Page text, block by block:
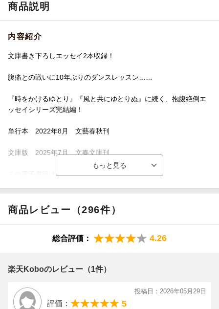
商品説明
内容紹介
文庫書き下ろしエッセイ2本収録！
腹痛との戦いに10年ぶりのダンスレッスン……
『時をかけるゆとり』『風と共にゆとりぬ』に続く、抱腹絶倒エ
ッセイシリーズ完結編！
単行本 2022年8月 文藝春秋刊
文庫版 2025年7月 文春文庫刊
この電子書籍は文春文庫版を底本としています。
商品レビュー（296件）
総合評価： 4.26
楽天Koboのレビュー（1件）
投稿日：2026年05月29日
評価： 5